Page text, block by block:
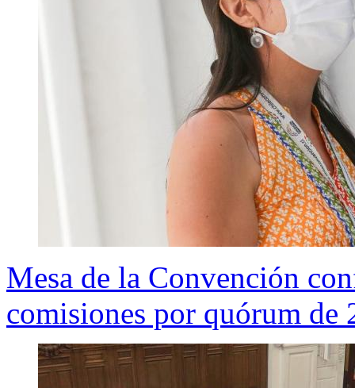
Mesa de la Convención
comisiones por quórum de